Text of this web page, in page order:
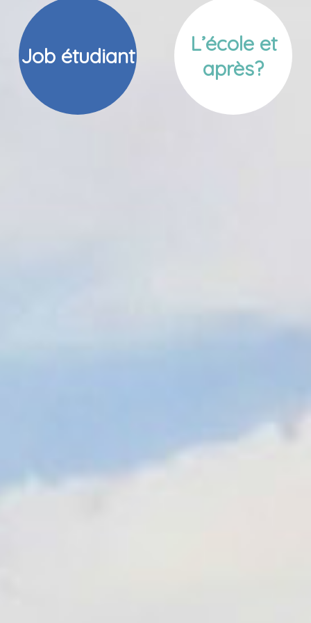
Job étudiant
L’école et
après?